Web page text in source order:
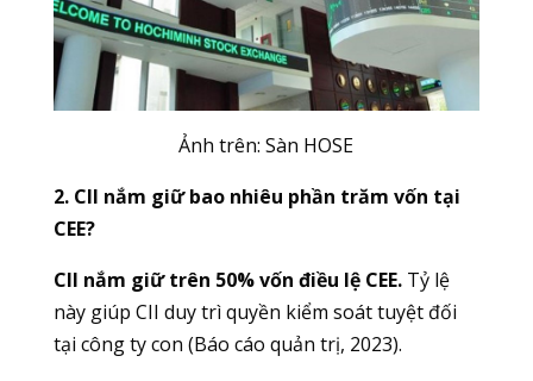
Ảnh trên: Sàn HOSE
2. CII nắm giữ bao nhiêu phần trăm vốn tại
CEE?
CII nắm giữ trên 50% vốn điều lệ CEE.Tỷ lệ
này giúp CII duy trì quyền kiểm soát tuyệt đối
tại công ty con (Báo cáo quản trị, 2023).